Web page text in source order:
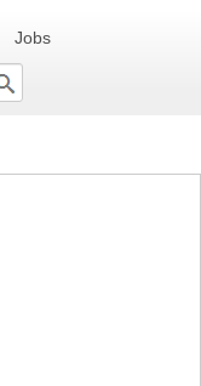
Jobs